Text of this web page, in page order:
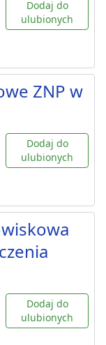
Dodaj do
ulubionych
ZNP w
Dodaj do
ulubionych
Dodaj do
ulubionych